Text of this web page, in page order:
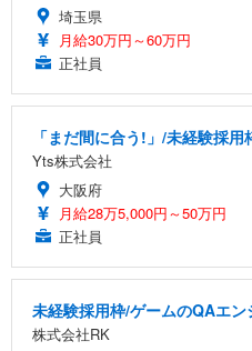
埼玉県
月給30万円～60万円
正社員
「まだ間に合う!」/未経験採
Yts株式会社
大阪府
月給28万5,000円～50万円
正社員
未経験採用枠/ゲームのQAエ
株式会社RK